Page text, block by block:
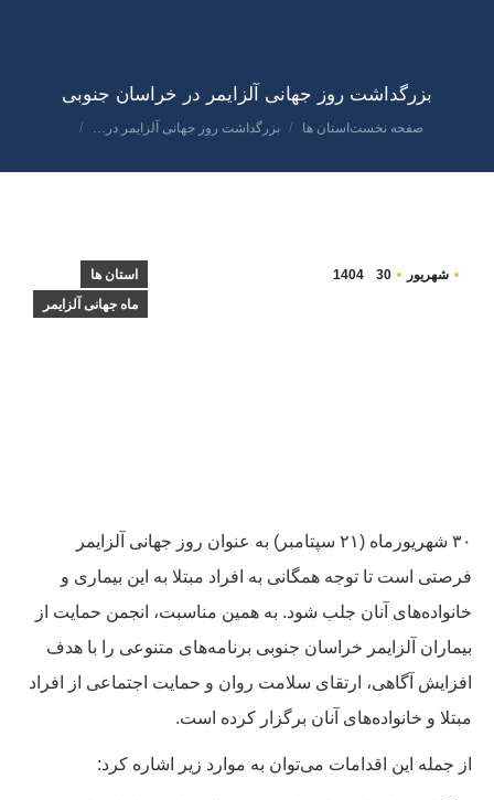
بزرگداشت روز جهانی آلزایمر در خراسان جنوبی
مکان شما:
صفحه نخست استان ها بزرگداشت روز جهانی آلزایمر در…
شهریور 30
1404
استان ها
ماه جهانی آلزایمر
۳۰ شهریورماه (۲۱ سپتامبر) به عنوان روز جهانی آلزایمر
فرصتی است تا توجه همگانی به افراد مبتلا به این بیماری و
خانواده‌های آنان جلب شود. به همین مناسبت، انجمن حمایت از
بیماران آلزایمر خراسان جنوبی برنامه‌های متنوعی را با هدف
افزایش آگاهی، ارتقای سلامت روان و حمایت اجتماعی از افراد
مبتلا و خانواده‌های آنان برگزار کرده است.
از جمله این اقدامات می‌توان به موارد زیر اشاره کرد: